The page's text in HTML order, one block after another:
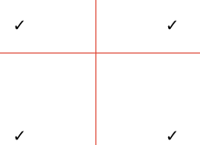
✓ ✓
✓ ✓